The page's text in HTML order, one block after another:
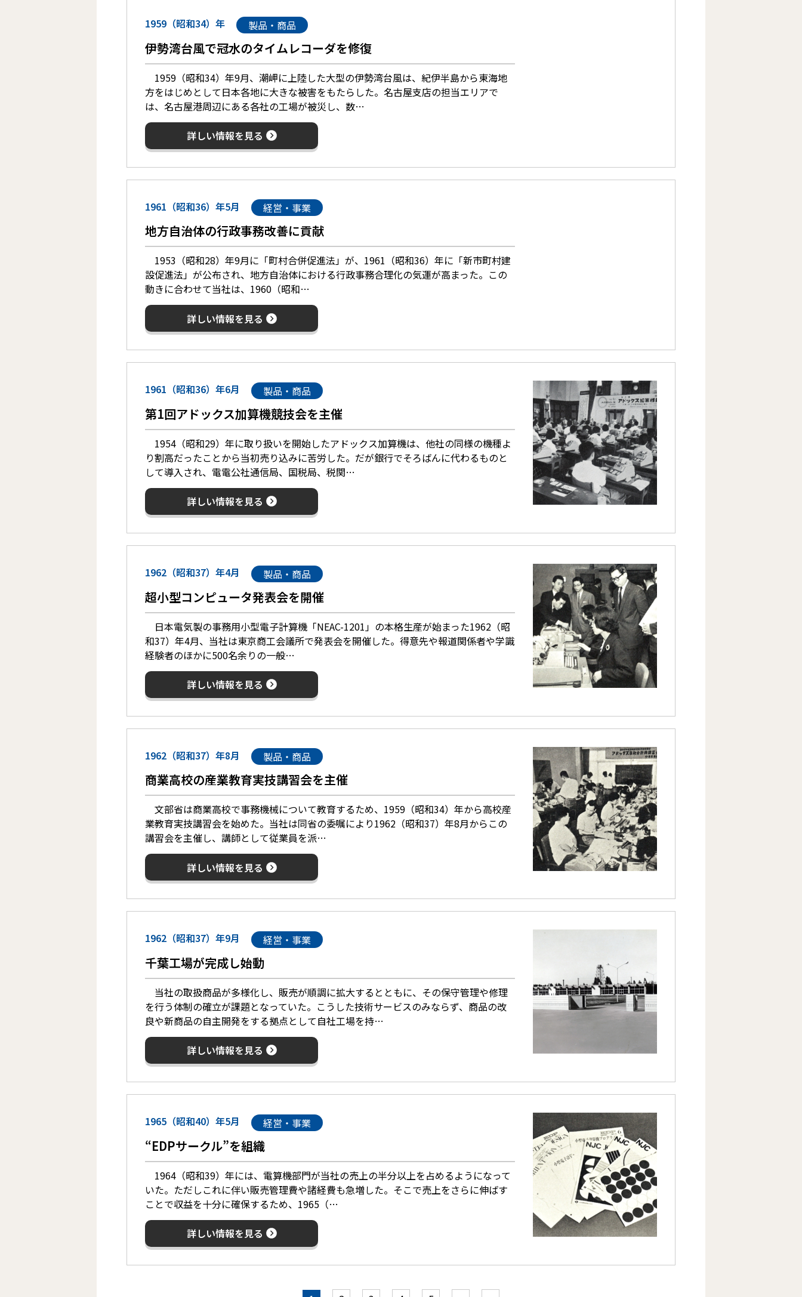
1959（昭和34）年 製品・商品
伊勢湾台風で冠水のタイムレコーダを修復
1959（昭和34）年9月、潮岬に上陸した大型の伊勢湾台風は、紀伊半島から東海地
方をはじめとして日本各地に大きな被害をもたらした。名古屋支店の担当エリアで
は、名古屋港周辺にある各社の工場が被災し、数…
詳しい情報を見る
1961（昭和36）年5月 経営・事業
地方自治体の行政事務改善に貢献
1953（昭和28）年9月に「町村合併促進法」が、1961（昭和36）年に「新市町村建
設促進法」が公布され、地方自治体における行政事務合理化の気運が高まった。この
動きに合わせて当社は、1960（昭和…
詳しい情報を見る
1961（昭和36）年6月 製品・商品
第1回アドックス加算機競技会を主催
1954（昭和29）年に取り扱いを開始したアドックス加算機は、他社の同様の機種よ
り割高だったことから当初売り込みに苦労した。だが銀行でそろばんに代わるものと
して導入され、電電公社通信局、国税局、税関…
詳しい情報を見る
1962（昭和37）年4月 製品・商品
超小型コンピュータ発表会を開催
日本電気製の事務用小型電子計算機「NEAC-1201」の本格生産が始まった1962（昭
和37）年4月、当社は東京商工会議所で発表会を開催した。得意先や報道関係者や学識
経験者のほかに500名余りの一般…
詳しい情報を見る
1962（昭和37）年8月 製品・商品
商業高校の産業教育実技講習会を主催
文部省は商業高校で事務機械について教育するため、1959（昭和34）年から高校産
業教育実技講習会を始めた。当社は同省の委嘱により1962（昭和37）年8月からこの
講習会を主催し、講師として従業員を派…
詳しい情報を見る
1962（昭和37）年9月 経営・事業
千葉工場が完成し始動
当社の取扱商品が多様化し、販売が順調に拡大するとともに、その保守管理や修理
を行う体制の確立が課題となっていた。こうした技術サービスのみならず、商品の改
良や新商品の自主開発をする拠点として自社工場を持…
詳しい情報を見る
1965（昭和40）年5月 経営・事業
“EDPサークル”を組織
1964（昭和39）年には、電算機部門が当社の売上の半分以上を占めるようになって
いた。ただしこれに伴い販売管理費や諸経費も急増した。そこで売上をさらに伸ばす
ことで収益を十分に確保するため、1965（…
詳しい情報を見る